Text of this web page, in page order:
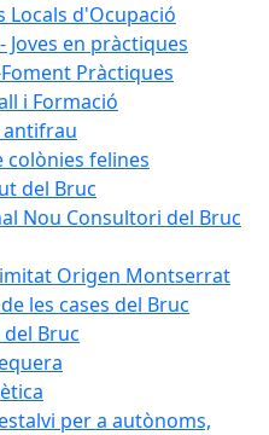
Locals d'Ocupació
Joves en pràctiques
Pràctiques
i Formació
antifrau
colònies felines
del Bruc
Nou Consultori del Bruc
Origen Montserrat
les cases del Bruc
Bruc
per a autònoms,